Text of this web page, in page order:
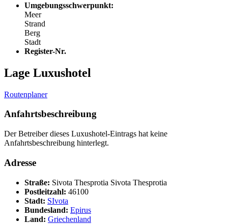
Umgebungsschwerpunkt:
Meer
Strand
Berg
Stadt
Register-Nr.
Lage Luxushotel
Routenplaner
Anfahrtsbeschreibung
Der Betreiber dieses Luxushotel-Eintrags hat keine
Anfahrtsbeschreibung hinterlegt.
Adresse
Straße: Sivota Thesprotia Sivota Thesprotia
Postleitzahl: 46100
Stadt: SIvota
Bundesland: Epirus
Land: Griechenland